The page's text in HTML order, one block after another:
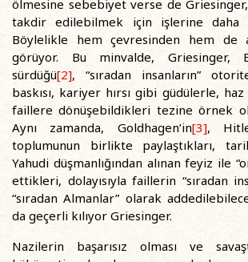
ölmesine sebebiyet verse de
takdir edilebilmek için işlerine daha
Böylelikle hem çevresinden hem de
görüyor. Bu minvalde, Griesinger,
sürdüğü[2], “sıradan insanların”
baskısı, kariyer hırsı gibi güdülerle,
faillere dönüşebildikleri tezine örnek
Aynı zamanda, Goldhagen’in[3],
toplumunun birlikte paylaştıkları,
Yahudi düşmanlığından alınan feyiz ile
ettikleri, dolayısıyla faillerin “sıradan
“sıradan Almanlar” olarak
da geçerli kılıyor Griesinger.
Nazilerin başarısız olması ve